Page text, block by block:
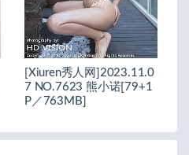
[Xiuren秀人网]2023.11.0
7 NO.7623 熊小诺[79+1
P／763MB]